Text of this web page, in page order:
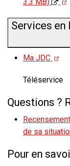
Services
Ma JDC
Téléservice
Questions ?
de sa
Pour en